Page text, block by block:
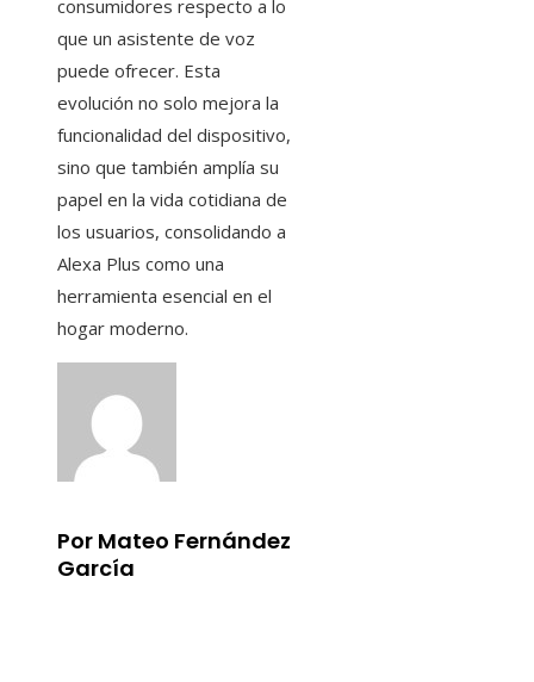
consumidores respecto a lo
que un asistente de voz
puede ofrecer. Esta
evolución no solo mejora la
funcionalidad del dispositivo,
sino que también amplía su
papel en la vida cotidiana de
los usuarios, consolidando a
Alexa Plus como una
herramienta esencial en el
hogar moderno.
Por Mateo Fernández
García